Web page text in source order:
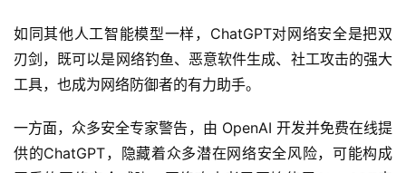
如同其他人工智能模型一样，ChatGPT对网络安全是把双
刃剑，既可以是网络钓鱼、恶意软件生成、社工攻击的强大
工具，也成为网络防御者的有力助手。
一方面，众多安全专家警告，由 OpenAI 开发并免费在线提
供的ChatGPT，隐藏着众多潜在网络安全风险，可能构成